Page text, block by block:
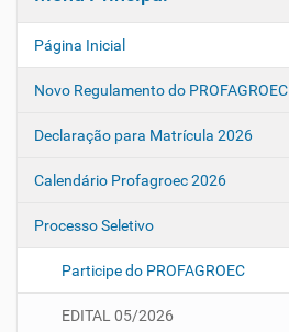
ç
ã
o
Página Inicial
Novo Regulamento do PROFAGROEC
Declaração para Matrícula 2026
Calendário Profagroec 2026
Processo Seletivo
Participe do PROFAGROEC
EDITAL 05/2026